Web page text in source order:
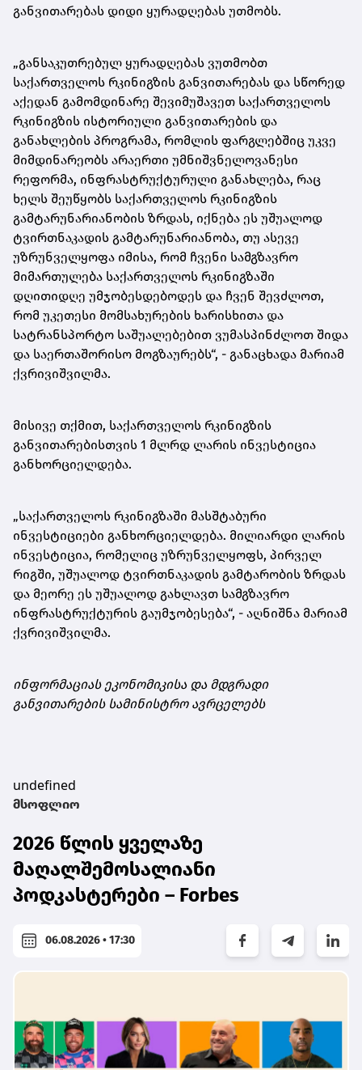
განვითარებას დიდი ყურადღებას უთმობს.
„განსაკუთრებულ ყურადღებას ვუთმობთ
საქართველოს რკინიგზის განვითარებას და სწორედ
აქედან გამომდინარე შევიმუშავეთ საქართველოს
რკინიგზის ისტორიული განვითარების და
განახლების პროგრამა, რომლის ფარგლებშიც უკვე
მიმდინარეობს არაერთი უმნიშვნელოვანესი
რეფორმა, ინფრასტრუქტურული განახლება, რაც
ხელს შეუწყობს საქართველოს რკინიგზის
გამტარუნარიანობის ზრდას, იქნება ეს უშუალოდ
ტვირთნაკადის გამტარუნარიანობა, თუ ასევე
უზრუნველყოფა იმისა, რომ ჩვენი სამგზავრო
მიმართულება საქართველოს რკინიგზაში
დღითიდღე უმჯობესდებოდეს და ჩვენ შევძლოთ,
რომ უკეთესი მომსახურების ხარისხითა და
სატრანსპორტო საშუალებებით ვუმასპინძლოთ შიდა
და საერთაშორისო მოგზაურებს“, - განაცხადა მარიამ
ქვრივიშვილმა.
მისივე თქმით, საქართველოს რკინიგზის
განვითარებისთვის 1 მლრდ ლარის ინვესტიცია
განხორციელდება.
„საქართველოს რკინიგზაში მასშტაბური
ინვესტიციები განხორციელდება. მილიარდი ლარის
ინვესტიცია, რომელიც უზრუნველყოფს, პირველ
რიგში, უშუალოდ ტვირთნაკადის გამტარობის ზრდას
და მეორე ეს უშუალოდ გახლავთ სამგზავრო
ინფრასტრუქტურის გაუმჯობესება“, - აღნიშნა მარიამ
ქვრივიშვილმა.
ინფორმაციას ეკონომიკისა და მდგრადი
განვითარების სამინისტრო ავრცელებს
undefined
მსოფლიო
2026 წლის ყველაზე
მაღალშემოსალიანი
პოდკასტერები – Forbes
06.08.2026 • 17:30